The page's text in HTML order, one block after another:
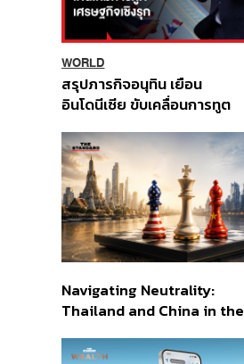
WORLD
สรุปภารกิจอนุทิน เยือน
อินโดนีเซีย ขับเคลื่อนการทูต
ส่วนยุทธศาสตร์ไทย –
อินโดนีเซีย
Navigating Neutrality:
Thailand and China in the
Order